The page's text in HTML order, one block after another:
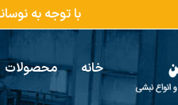
با توجه به
خانه محصولات